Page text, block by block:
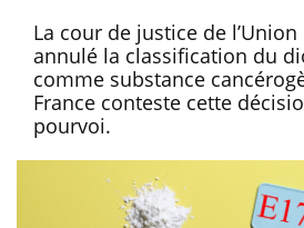
La cour de justice de
annulé la classification du
comme substance
France conteste cette
pourvoi.